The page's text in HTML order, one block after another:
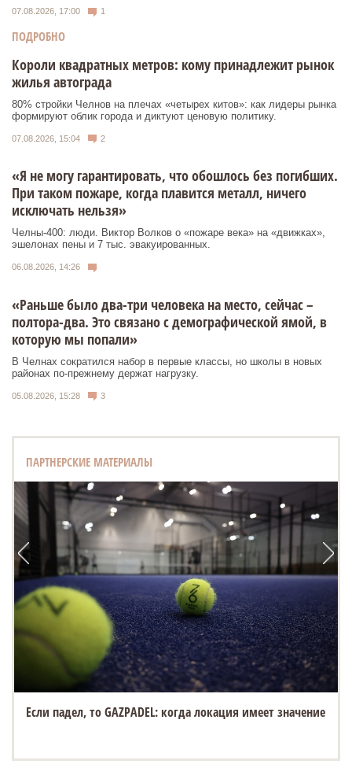
07.08.2026, 17:00 1
ПОДРОБНО
Короли квадратных метров: кому принадлежит рынок
жилья автограда
80% стройки Челнов на плечах «четырех китов»: как лидеры рынка
формируют облик города и диктуют ценовую политику.
07.08.2026, 15:04 2
«Я не могу гарантировать, что обошлось без погибших.
При таком пожаре, когда плавится металл, ничего
исключать нельзя»
Челны-400: люди. Виктор Волков о «пожаре века» на «движках»,
эшелонах пены и 7 тыс. эвакуированных.
06.08.2026, 14:26
«Раньше было два-три человека на место, сейчас –
полтора-два. Это связано с демографической ямой, в
которую мы попали»
В Челнах сократился набор в первые классы, но школы в новых
районах по-прежнему держат нагрузку.
05.08.2026, 15:28 3
ПАРТНЕРСКИЕ МАТЕРИАЛЫ
Если падел, то GAZPADEL: когда локация имеет значение